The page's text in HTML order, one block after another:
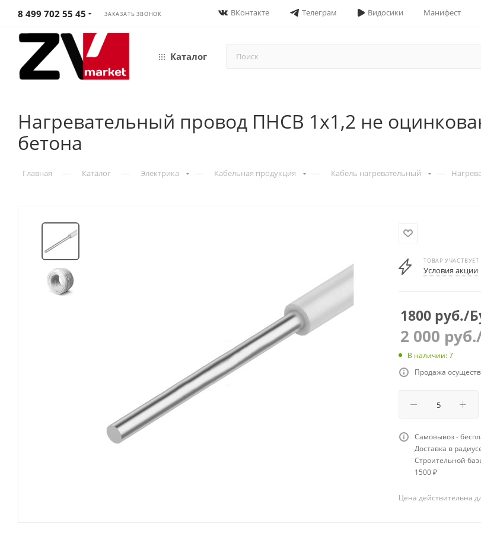
8 499 702 55 45 ЗАКАЗАТЬ ЗВОНОК ВКонтакте Телеграм Видосики Манифест
Каталог
Нагревательный провод ПНСВ 1х1,2 не
бетона
Главная — Каталог — Электрика — Кабельная продукция — Кабель нагревательный —
ТОВАР
Условия акции
1800 руб./
2 000 руб.
В наличии: 7
Продажа
Самовывоз -
Доставка в
Строительной
1500 ₽
Цена действительна